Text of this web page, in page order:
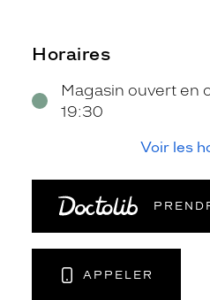
Horaires
Magasin ouvert en
19:30
Voir les
APPELER